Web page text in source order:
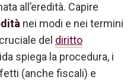
all’eredità. Capire
nei modi e nei termini
del diritto
spiega la procedura, i
(anche fiscali) e